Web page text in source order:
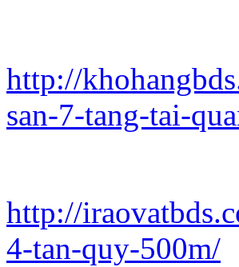
http://
san-7-tang-tai-
http://
4-tan-quy-500m/